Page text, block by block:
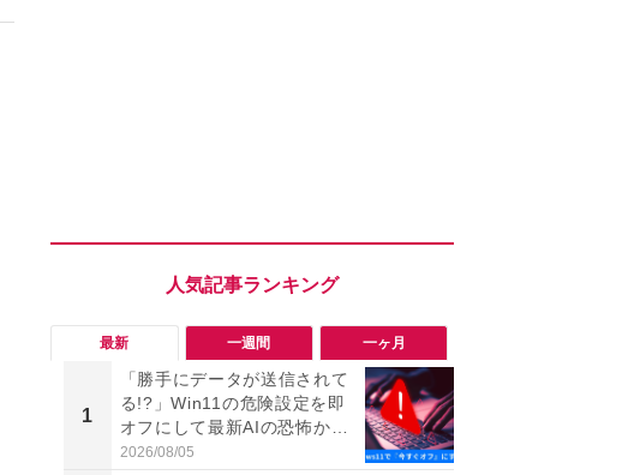
最新 一週間 一ヶ月
1
「勝手にデータが送信されて
る!?」Win11の危険設定を即
オフにして最新AIの恐怖から
身を守る技
2026/08/05